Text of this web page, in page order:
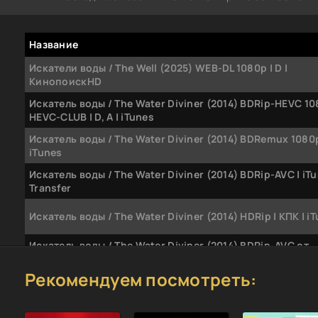
Название
Искатели воды / The Well (2025) WEB-DL 1080p | D |
КинопоискHD
Искатель воды / The Water Diviner (2014) BDRip-HEVC
HEVC-CLUB | D, A | iTunes
Искатель воды / The Water Diviner (2014) BDRemux
iTunes
Искатель воды / The Water Diviner (2014) BDRip-AVC |
Transfer
Искатель воды / The Water Diviner (2014) HDRip | КПК |
Искатель воды / The Water Diviner (2014) BDRip-AVC от
Искатель воды / The Water Diviner (2014) BDRip 720p от
| iTunes | US Transfer
Рекомендуем посмотреть: